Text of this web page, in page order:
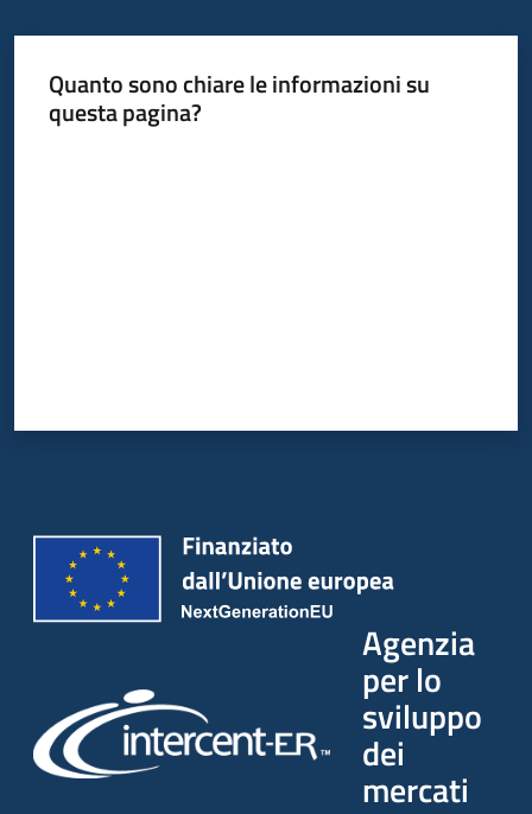
Quanto sono chiare le informazioni su
questa pagina?
Agenzia
per lo
sviluppo
dei
mercati